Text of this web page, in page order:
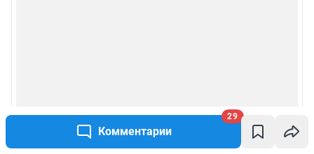
Комментарии
29